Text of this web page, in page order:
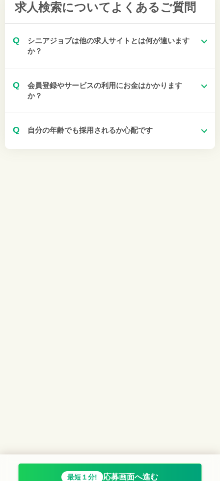
最短１分! 応募画面へ進む
求人検索について よくあるご質問
Q
シニアジョブは他の求人サイトとは何が違います
か？
Q
会員登録やサービスの利用にお金はかかります
か？
Q 自分の年齢でも採用されるか心配です